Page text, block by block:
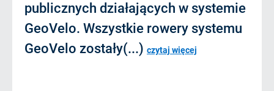
publicznych działających w systemie
GeoVelo. Wszystkie rowery systemu
GeoVelo zostały(...) czytaj więcej